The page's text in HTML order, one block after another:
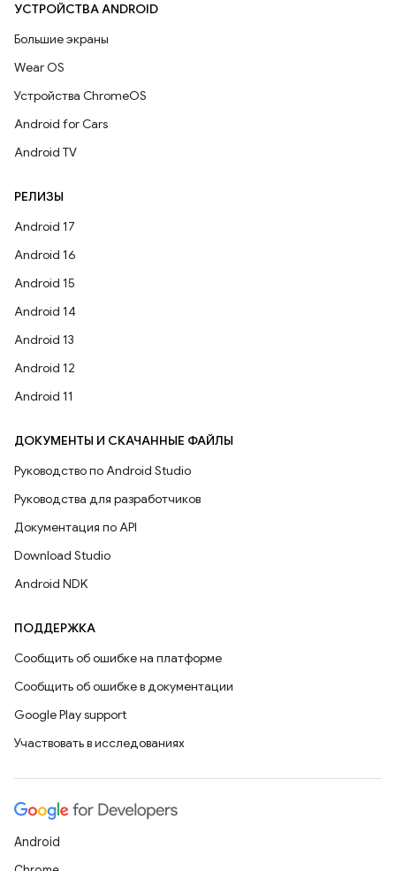
УСТРОЙСТВА ANDROID
Большие экраны
Wear OS
Устройства ChromeOS
Android for Cars
Android TV
РЕЛИЗЫ
Android 17
Android 16
Android 15
Android 14
Android 13
Android 12
Android 11
ДОКУМЕНТЫ И СКАЧАННЫЕ ФАЙЛЫ
Руководство по Android Studio
Руководства для разработчиков
Документация по API
Download Studio
Android NDK
ПОДДЕРЖКА
Сообщить об ошибке на платформе
Сообщить об ошибке в документации
Google Play support
Участвовать в исследованиях
Android